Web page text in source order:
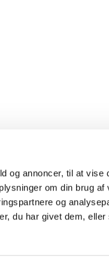
og annoncer, til at vise
om din brug
og
du har givet dem,